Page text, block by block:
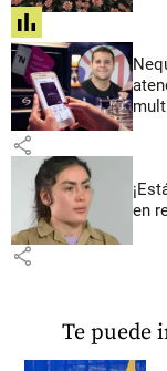
share
share
en
share
Te puede